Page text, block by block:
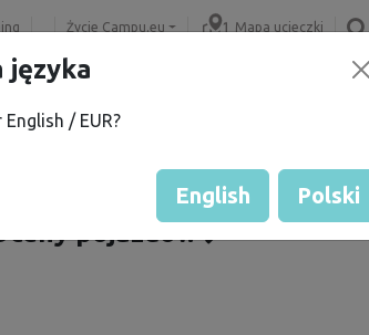
Życie Campu.eu Mapa ucieczki
pojazdów
języka
/ EUR?
English Polski